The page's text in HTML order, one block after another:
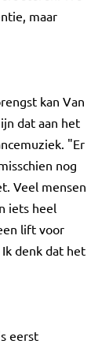
maar
kan Van
dat aan het
"Er
nog
Veel mensen
iets heel
lift voor
denk dat het
eerst